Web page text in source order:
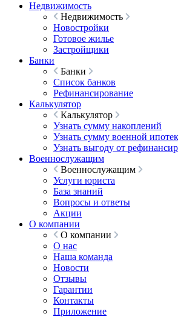
Недвижимость
Недвижимость
Новостройки
Готовое жилье
Застройщики
Банки
Банки
Список банков
Рефинансирование
Калькулятор
Калькулятор
Узнать сумму накоплений
Узнать сумму военной
Узнать выгоду от
Военнослужащим
Военнослужащим
Услуги юриста
База знаний
Вопросы и ответы
Акции
О компании
О компании
О нас
Наша команда
Новости
Отзывы
Гарантии
Контакты
Приложение